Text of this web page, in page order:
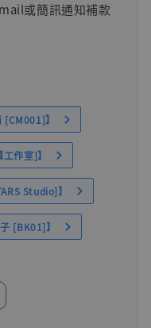
或簡訊通知補款
】
作室]】
Studio]】
[BK01]】